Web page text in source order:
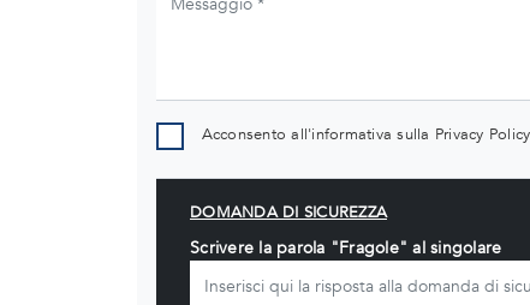
Acconsento all'informativa sulla Privacy Policy
DOMANDA DI SICUREZZA
Scrivere la parola "Fragole" al singolare